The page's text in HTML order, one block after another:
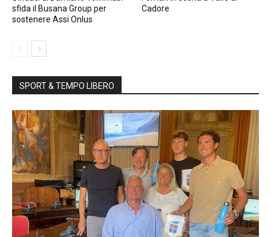
sfida il Busana Group per
sostenere Assi Onlus
Cadore
SPORT & TEMPO LIBERO